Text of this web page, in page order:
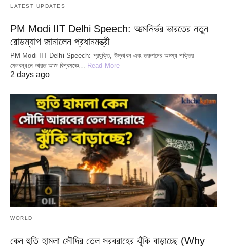
LATEST UPDATES
PM Modi IIT Delhi Speech: আত্মনির্ভর ভারতের নতুন
রোডম্যাপ জানালেন প্রধানমন্ত্রী
PM Modi IIT Delhi Speech: প্রযুক্তি, উদ্ভাবন এবং তরুণদের অদম্য শক্তির
মেলবন্ধনে ভারত আজ বিশ্বমঞ্চে… Read More
2 days ago
WORLD
কেন হুতি হামলা সৌদির তেল সরবরাহের ঝুঁকি বাড়াচ্ছে (Why